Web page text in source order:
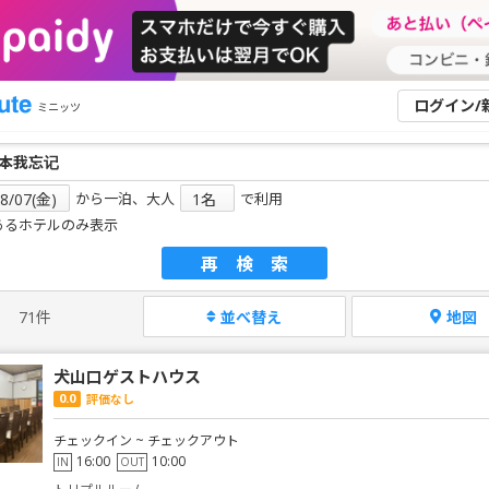
ミニッツ ログイン/
から一泊、大人
で利用
るホテルのみ表示
再検索
71件 並べ替え 地図
犬山口ゲストハウス
0.0 評価なし
チェックイン ~ チェックアウト
IN 16:00 OUT 10:00